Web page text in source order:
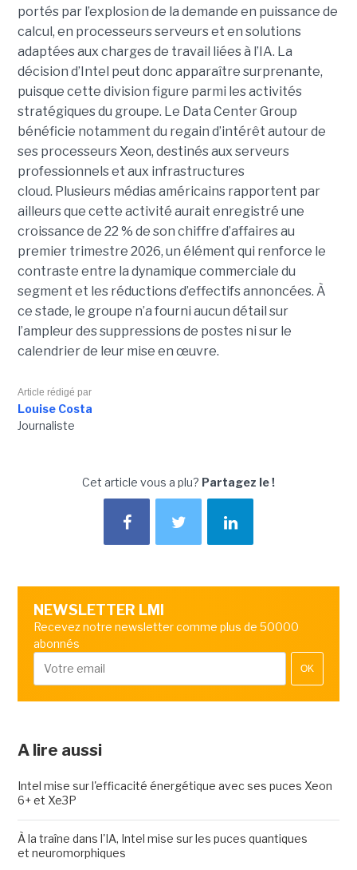
portés par l’explosion de la demande en puissance de
calcul, en processeurs serveurs et en solutions
adaptées aux charges de travail liées à l’IA. La
décision d’Intel peut donc apparaître surprenante,
puisque cette division figure parmi les activités
stratégiques du groupe. Le Data Center Group
bénéficie notamment du regain d’intérêt autour de
ses processeurs Xeon, destinés aux serveurs
professionnels et aux infrastructures
cloud. Plusieurs médias américains rapportent par
ailleurs que cette activité aurait enregistré une
croissance de 22 % de son chiffre d’affaires au
premier trimestre 2026, un élément qui renforce le
contraste entre la dynamique commerciale du
segment et les réductions d’effectifs annoncées. À
ce stade, le groupe n’a fourni aucun détail sur
l’ampleur des suppressions de postes ni sur le
calendrier de leur mise en œuvre.
Article rédigé par
Louise Costa
Journaliste
Cet article vous a plu? Partagez le !
NEWSLETTER LMI
Recevez notre newsletter comme plus de 50000
abonnés
OK
A lire aussi
Intel mise sur l'efficacité énergétique avec ses puces Xeon
6+ et Xe3P
À la traîne dans l'IA, Intel mise sur les puces quantiques
et neuromorphiques